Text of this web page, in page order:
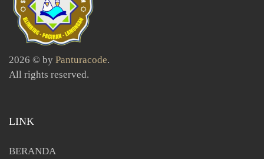
2026 © by Panturacode.
All rights reserved.
LINK
BERANDA